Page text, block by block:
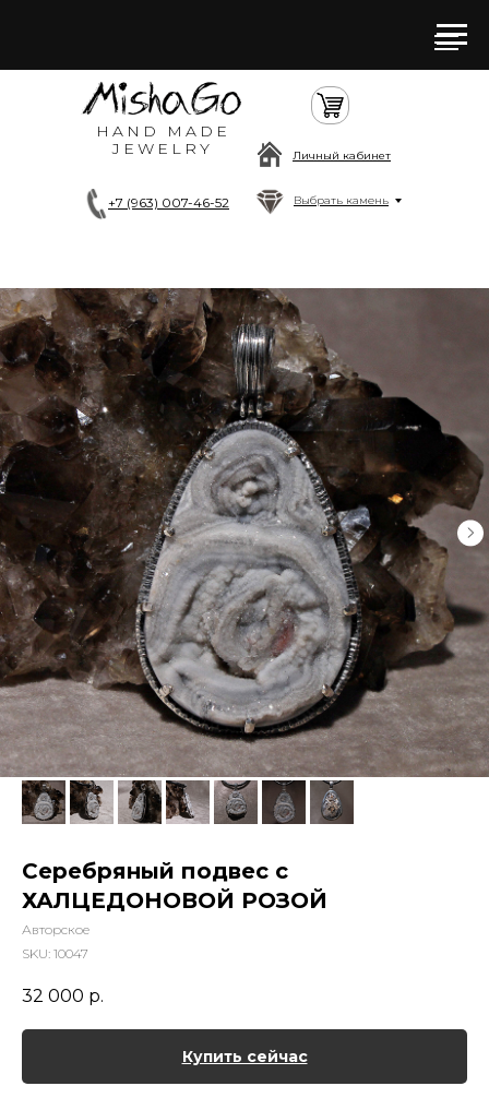
HAND MADE
JEWELRY
+7 (963) 007-46-52 Выбрать камень
Личный кабинет
Серебряный подвес с
ХАЛЦЕДОНОВОЙ РОЗОЙ
Авторское
SKU: 10047
32 000 р.
Купить сейчас